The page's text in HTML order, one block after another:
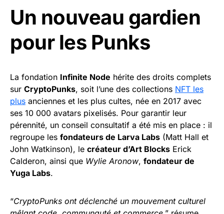
Un nouveau gardien
pour les Punks
La fondation Infinite Node hérite des droits complets
sur CryptoPunks, soit l’une des collections NFT les
plus anciennes et les plus cultes, née en 2017 avec
ses 10 000 avatars pixelisés. Pour garantir leur
pérennité, un conseil consultatif a été mis en place : il
regroupe les fondateurs de Larva Labs (Matt Hall et
John Watkinson), le créateur d’Art Blocks Erick
Calderon, ainsi que Wylie Aronow, fondateur de
Yuga Labs.
“CryptoPunks ont déclenché un mouvement culturel